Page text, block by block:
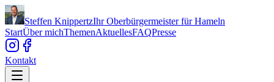
Steffen KnippertzIhr Oberbürgermeister für Hameln
StartÜber michThemenAktuellesFAQPresse
Kontakt